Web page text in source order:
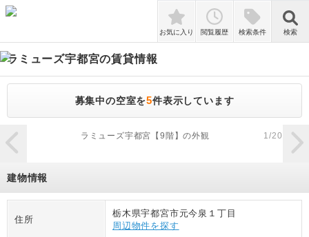
検索
お気に入り 閲覧履歴 検索条件 検索
ラミューズ宇都宮の賃貸情報
募集中の空室を5件表示しています
zoom_in
ラミューズ宇都宮【9階】の外観 1/20
建物情報
住所
栃木県宇都宮市元今泉１丁目
周辺物件を探す